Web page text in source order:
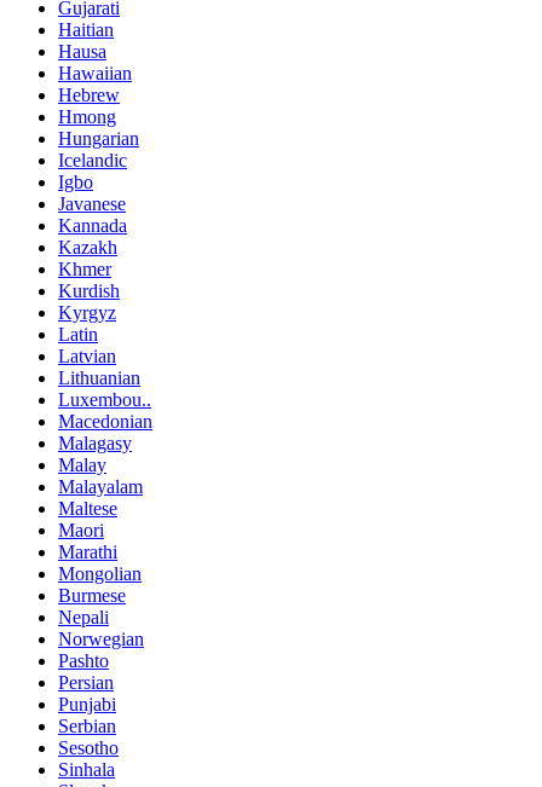
Gujarati
Haitian
Hausa
Hawaiian
Hebrew
Hmong
Hungarian
Icelandic
Igbo
Javanese
Kannada
Kazakh
Khmer
Kurdish
Kyrgyz
Latin
Latvian
Lithuanian
Luxembou..
Macedonian
Malagasy
Malay
Malayalam
Maltese
Maori
Marathi
Mongolian
Burmese
Nepali
Norwegian
Pashto
Persian
Punjabi
Serbian
Sesotho
Sinhala